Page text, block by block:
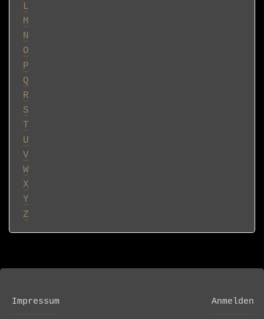
L
M
N
O
P
Q
R
S
T
U
V
W
X
Y
Z
FOOTER
Impressum
USER
Anmelden